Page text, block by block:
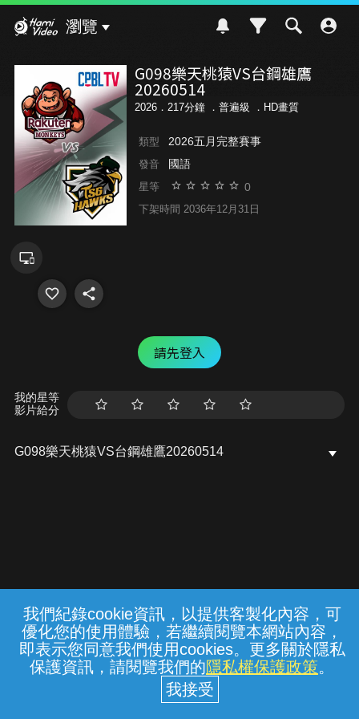
我們紀錄cookie資訊，以提供客製化內容，可
優化您的使用體驗，若繼續閱覽本網站內容，
即表示您同意我們使用cookies。更多關於隱私
保護資訊，請閱覽我們的隱私權保護政策。
瀏覽
G098樂天桃猿VS台鋼雄鷹
20260514
2026．217分鐘 ． 普遍級 ．HD畫質
類型 2026五月完整賽事
發音 國語
星等 0
下架時間 2036年12月31日
請先登入
我的星等
影片給分
G098樂天桃猿VS台鋼雄鷹20260514
常見問題 線上客服 服務條款 隱私權保護
中華電信股份有限公司個人家庭分公司
(統一編號：96979949) © 2026
{{notifyMsg}}